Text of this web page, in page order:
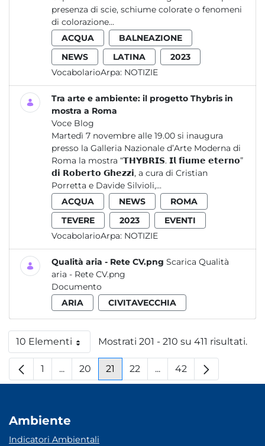
presenza di scie, schiume colorate o fenomeni
di colorazione...
ACQUA
BALNEAZIONE
NEWS
LATINA
2023
VocabolarioArpa: NOTIZIE
Tra arte e ambiente: il progetto Thybris in
mostra a Roma
Voce Blog
Martedì 7 novembre alle 19.00 si inaugura
presso la Galleria Nazionale d’Arte Moderna di
Roma la mostra “𝗧𝗛𝗬𝗕𝗥𝗜𝗦. 𝗜𝗹 𝗳𝗶𝘂𝗺𝗲 𝗲𝘁𝗲𝗿𝗻𝗼”
𝗱𝗶 𝗥𝗼𝗯𝗲𝗿𝘁𝗼 𝗚𝗵𝗲𝘇𝘇𝗶, a cura di Cristian
Porretta e Davide Silvioli,...
ACQUA
NEWS
ROMA
TEVERE
2023
EVENTI
VocabolarioArpa: NOTIZIE
Qualità aria - Rete CV.png Scarica Qualità
aria - Rete CV.png
Documento
ARIA
CIVITAVECCHIA
10 ElementiPer paginaMostrati 201 - 210 su 411 risultati.
Pagina
1 ...Pagine intermedie
Pagina
20 Pagina
21 Pagina
22 ...Pagine intermedie
Pagina
42
Ambiente
Indicatori Ambientali